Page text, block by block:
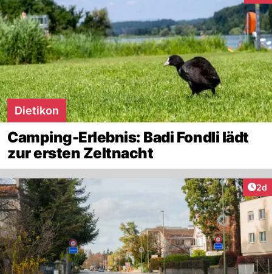
Dietikon
Camping-Erlebnis: Badi Fondli lädt
zur ersten Zeltnacht
2d